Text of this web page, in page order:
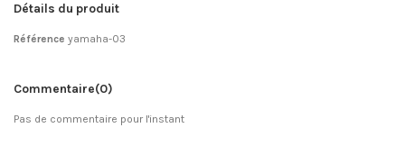
Détails du produit
Référence yamaha-03
Commentaire(0)
Pas de commentaire pour l'instant